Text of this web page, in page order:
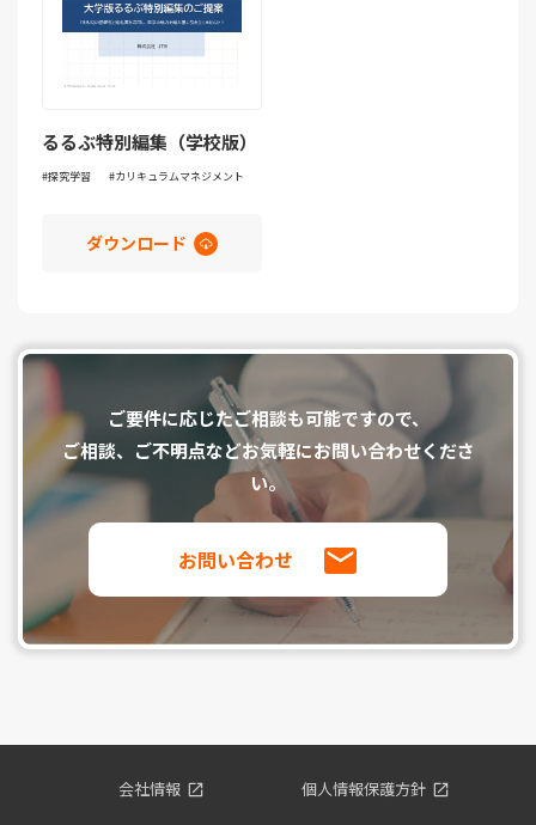
るるぶ特別編集（学校版）
探究学習 カリキュラムマネジメント
ダウンロード
ご要件に応じたご相談も可能ですので、
ご相談、ご不明点などお気軽にお問い合わせくださ
い。
お問い合わせ
会社情報
個人情報保護方針